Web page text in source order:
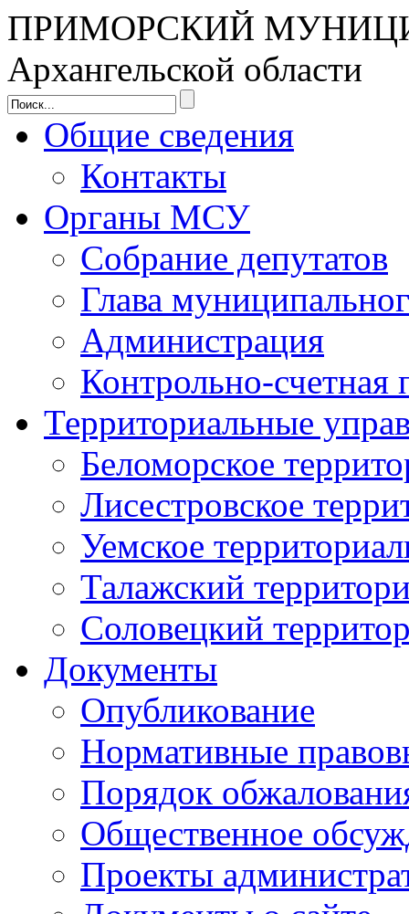
ПРИМОРСКИЙ
Архангельской области
Общие сведения
Контакты
Органы МСУ
Собрание депутатов
Глава
Администрация
Контрольно-счетная
Территориальные
Беломорское
Лисестровское
Уемское
Талажский
Соловецкий
Документы
Опубликование
Нормативные
Порядок
Общественное
Проекты